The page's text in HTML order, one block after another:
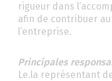
rigueur dans
afin de contribuer au
l’entreprise.
Principales
Le.la représentant